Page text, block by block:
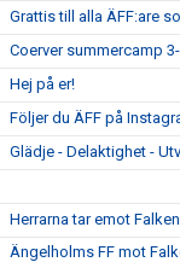
Grattis till alla ÄFF:are
Coerver summercamp
Hej på er!
Följer du ÄFF på
Glädje - Delaktighet -
Herrarna tar emot
Ängelholms FF mot